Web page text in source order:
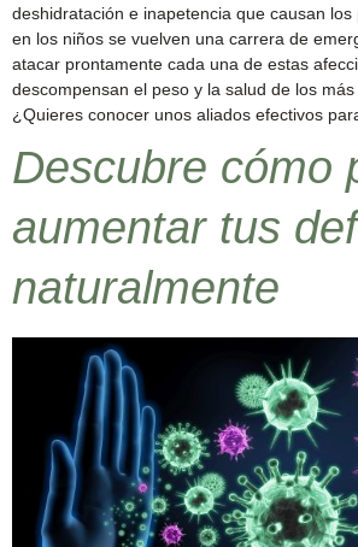
deshidratación e inapetencia que causan
en los niños se vuelven una carrera de
atacar prontamente cada una de estas
descompensan el peso y la salud de los más
¿Quieres conocer unos aliados efectivos
Descubre cómo
aumentar tus
naturalmente